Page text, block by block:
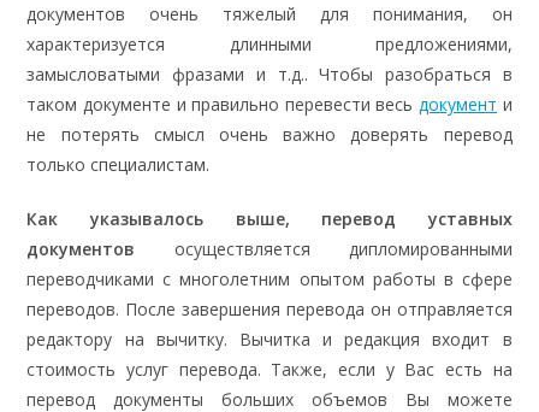
документов очень тяжелый для понимания, он
характеризуется длинными предложениями,
замысловатыми фразами и т.д.. Чтобы разобраться в
таком документе и правильно перевести весь документ и
не потерять смысл очень важно доверять перевод
только специалистам.
Как указывалось выше, перевод уставных
документов осуществляется дипломированными
переводчиками с многолетним опытом работы в сфере
переводов. После завершения перевода он отправляется
редактору на вычитку. Вычитка и редакция входит в
стоимость услуг перевода. Также, если у Вас есть на
перевод документы больших объемов Вы можете